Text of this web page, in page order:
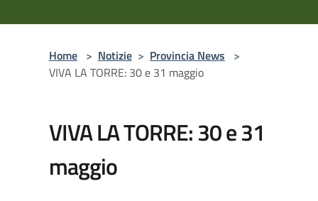
Home > Notizie > Provincia News >
VIVA LA TORRE: 30 e 31 maggio
VIVA LA TORRE: 30 e 31
maggio